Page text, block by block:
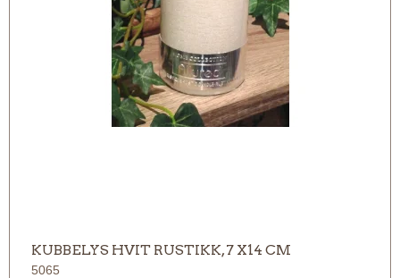
KUBBELYS HVIT RUSTIKK, 7 X14 CM
5065